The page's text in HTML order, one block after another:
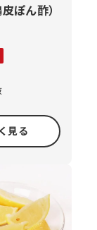
ぽん酢）
見る